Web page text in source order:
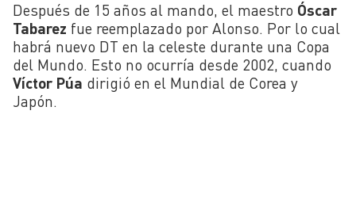
Después de 15 años al mando, el maestro Óscar
Tabarez fue reemplazado por Alonso. Por lo cual
habrá nuevo DT en la celeste durante una Copa
del Mundo. Esto no ocurría desde 2002, cuando
Víctor Púa dirigió en el Mundial de Corea y
Japón.